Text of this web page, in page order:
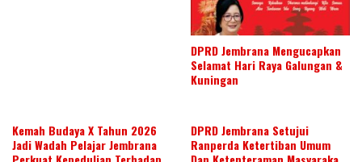
DPRD Jembrana Mengucapkan
Selamat Hari Raya Galungan &
Kuningan
Kemah Budaya X Tahun 2026
Jadi Wadah Pelajar Jembrana
DPRD Jembrana Setujui
Ranperda Ketertiban Umum